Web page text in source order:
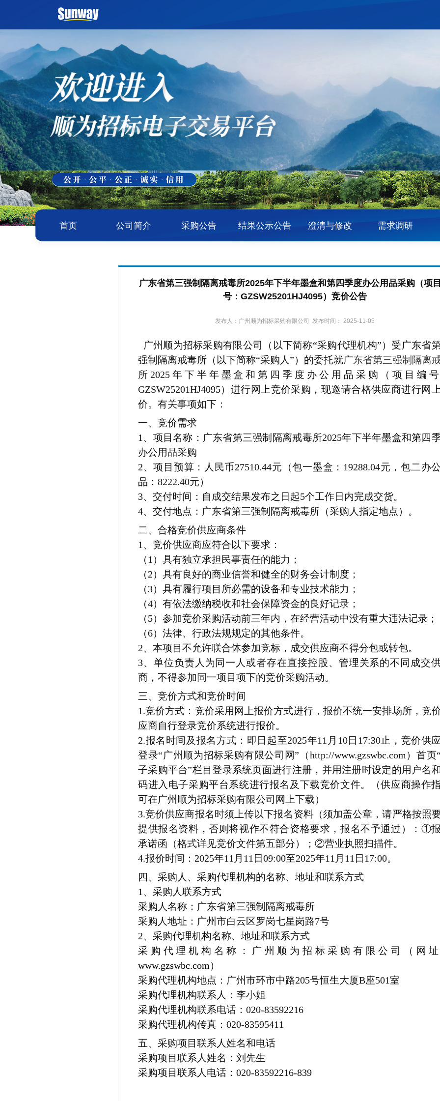
首页 公司简介 采购公告 结果公示公告 澄清与修改 需求调研
广东省第三强制隔离戒毒所2025年下半年墨盒和第四季度办公用品采购（项
号：GZSW25201HJ4095）竞价公告
发布人：广州顺为招标采购有限公司 发布时间： 2025-11-05
广州顺为招标采购有限公司（以下简称“采购代理机构”）受广东省
强制隔离戒毒所（以下简称“采购人”）的委托就广东省第三强制隔离
所 2025年下半年墨盒和第四季度办公用品采购（项目编
GZSW25201HJ4095）进行网上竞价采购，现邀请合格供应商进行网
价。有关事项如下：
一、竞价需求
1 、项目名称： 广东省第三强制隔离戒毒所2025年下半年墨盒和第四
办公用品采购
2、项目预算： 人民币27510.44元（包一墨盒：19288.04元，包二办
品：8222.40元）
3、交付时间： 自成交结果发布之日起5个工作日内完成交货。
4、交付地点： 广东省第三强制隔离戒毒所 （采购人指定地点）。
二、合格竞价供应商条件
1、竞价供应商应符合以下要求：
（1）具有独立承担民事责任的能力；
（2）具有良好的商业信誉和健全的财务会计制度；
（3）具有履行项目所必需的设备和专业技术能力；
（4）有依法缴纳税收和社会保障资金的良好记录；
（5）参加竞价采购活动前三年内，在经营活动中没有重大违法记录；
（6）法律、行政法规规定的其他条件。
2、本项目不允许联合体参加竞标，成交供应商不得分包或转包。
3、单位负责人为同一人或者存在直接控股、管理关系的不同成交
商，不得参加同一项目项下的竞价采购活动。
三、竞价方式和竞价时间
1.竞价方式：竞价采用网上报价方式进行，报价不统一安排场所，竞
应商自行登录竞价系统进行报价。
2.报名时间及报名方式： 即日起至2025年11月10日17:30止，竞价供
登录“广州顺为招标采购有限公司网”（http://www.gzswbc.com）首页
子采购平台”栏目登录系统页面进行注册，并用注册时设定的用户名
码进入电子采购平台系统进行报名及下载竞价文件。（供应商操作
可在广州顺为招标采购有限公司网上下载）
3.竞价供应商报名时须上传以下报名资料（须加盖公章，请严格按照
提供报名资料，否则将视作不符合资格要求，报名不予通过）：①
承诺函（格式详见竞价文件第五部分）；②营业执照扫描件。
4.报价时间：2025年11月11日09:00至2025年11月11日17:00。
四、采购人、采购代理机构的名称、地址和联系方式
1、采购人联系方式
采购人名称：广东省第三强制隔离戒毒所
采购人地址：广州市白云区罗岗七星岗路7号
2、采购代理机构名称、地址和联系方式
采购代理机构名称：广州顺为招标采购有限公司（网
www.gzswbc.com ）
采购代理机构地点：广州市环市中路205号恒生大厦B座501室
采购代理机构联系人：李小姐
采购代理机构联系电话：020-83592216
采购代理机构传真：020-83595411
五、采购项目联系人姓名和电话
采购项目联系人姓名：刘先生
采购项目联系人电话：020-83592216-839